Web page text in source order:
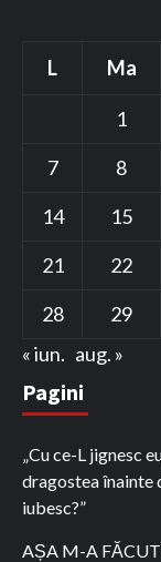
L Ma
1
7
8
14
15
21
22
28
29
« iun. aug. »
Pagini
„Cu ce-L jignesc
dragostea înainte
iubesc?”
AȘA M-A